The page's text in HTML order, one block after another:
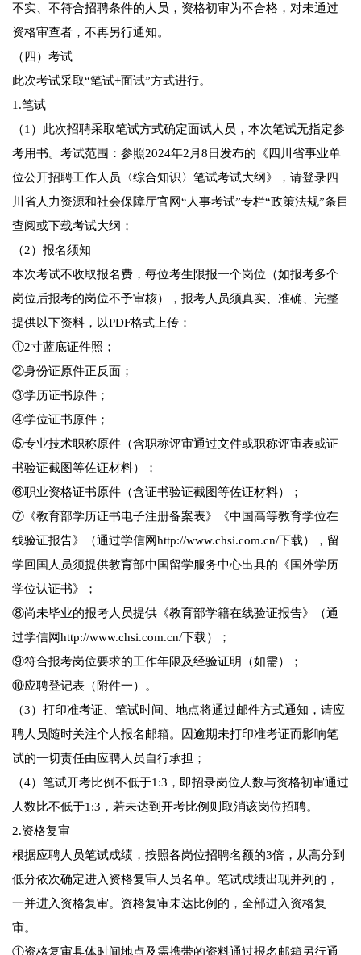
不实、不符合招聘条件的人员，资格初审为不合格，对未通过
资格审查者，不再另行通知。
（四）考试
此次考试采取“笔试+面试”方式进行。
1.笔试
（1）此次招聘采取笔试方式确定面试人员，本次笔试无指定参
考用书。考试范围：参照2024年2月8日发布的《四川省事业单
位公开招聘工作人员〈综合知识〉笔试考试大纲》，请登录四
川省人力资源和社会保障厅官网“人事考试”专栏“政策法规”条目
查阅或下载考试大纲；
（2）报名须知
本次考试不收取报名费，每位考生限报一个岗位（如报考多个
岗位后报考的岗位不予审核），报考人员须真实、准确、完整
提供以下资料，以PDF格式上传：
①2寸蓝底证件照；
②身份证原件正反面；
③学历证书原件；
④学位证书原件；
⑤专业技术职称原件（含职称评审通过文件或职称评审表或证
书验证截图等佐证材料）；
⑥职业资格证书原件（含证书验证截图等佐证材料）；
⑦《教育部学历证书电子注册备案表》《中国高等教育学位在
线验证报告》（通过学信网http://www.chsi.com.cn/下载），留
学回国人员须提供教育部中国留学服务中心出具的《国外学历
学位认证书》；
⑧尚未毕业的报考人员提供《教育部学籍在线验证报告》（通
过学信网http://www.chsi.com.cn/下载）；
⑨符合报考岗位要求的工作年限及经验证明（如需）；
⑩应聘登记表（附件一）。
（3）打印准考证、笔试时间、地点将通过邮件方式通知，请应
聘人员随时关注个人报名邮箱。因逾期未打印准考证而影响笔
试的一切责任由应聘人员自行承担；
（4）笔试开考比例不低于1:3，即招录岗位人数与资格初审通过
人数比不低于1:3，若未达到开考比例则取消该岗位招聘。
2.资格复审
根据应聘人员笔试成绩，按照各岗位招聘名额的3倍，从高分到
低分依次确定进入资格复审人员名单。笔试成绩出现并列的，
一并进入资格复审。资格复审未达比例的，全部进入资格复
审。
①资格复审具体时间地点及需携带的资料通过报名邮箱另行通